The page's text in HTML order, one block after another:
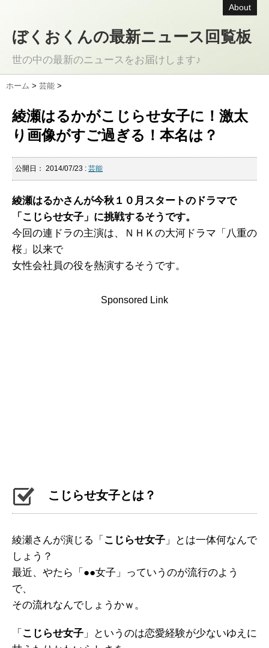
About
ぼくおくんの最新ニュース回覧板
世の中の最新のニュースをお届けします♪
ホーム > 芸能 >
綾瀬はるかがこじらせ女子に！激太
り画像がすご過ぎる！本名は？
公開日： 2014/07/23 : 芸能
綾瀬はるかさんが今秋１０月スタートのドラマで
「こじらせ女子」に挑戦するそうです。
今回の連ドラの主演は、ＮＨＫの大河ドラマ「八重の
桜」以来で
女性会社員の役を熱演するそうです。
Sponsored Link
こじらせ女子とは？
綾瀬さんが演じる「 こじらせ女子 」とは一体何なんで
しょう？
最近、やたら「●●女子」っていうのが流行のよう
で、
その流れなんでしょうかｗ。
「 こじらせ女子 」というのは恋愛経験が少ないゆえに